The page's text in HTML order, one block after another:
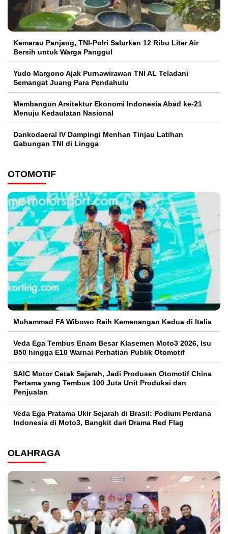
Kemarau Panjang, TNI-Polri Salurkan 12 Ribu Liter Air
Bersih untuk Warga Panggul
Yudo Margono Ajak Purnawirawan TNI AL Teladani
Semangat Juang Para Pendahulu
Membangun Arsitektur Ekonomi Indonesia Abad ke-21
Menuju Kedaulatan Nasional
Dankodaeral IV Dampingi Menhan Tinjau Latihan
Gabungan TNI di Lingga
OTOMOTIF
Muhammad FA Wibowo Raih Kemenangan Kedua di Italia
Veda Ega Tembus Enam Besar Klasemen Moto3 2026, Isu
B50 hingga E10 Warnai Perhatian Publik Otomotif
SAIC Motor Cetak Sejarah, Jadi Produsen Otomotif China
Pertama yang Tembus 100 Juta Unit Produksi dan
Penjualan
Veda Ega Pratama Ukir Sejarah di Brasil: Podium Perdana
Indonesia di Moto3, Bangkit dari Drama Red Flag
OLAHRAGA